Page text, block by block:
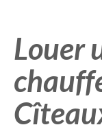
Louer